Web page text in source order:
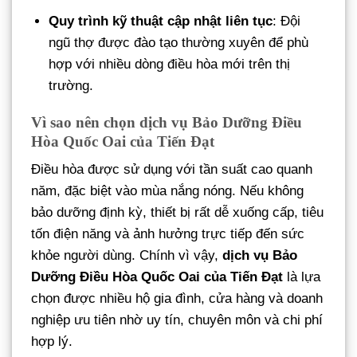
Quy trình kỹ thuật cập nhật liên tục: Đội
ngũ thợ được đào tạo thường xuyên để phù
hợp với nhiều dòng điều hòa mới trên thị
trường.
Vì sao nên chọn dịch vụ Bảo Dưỡng Điều
Hòa Quốc Oai của Tiến Đạt
Điều hòa được sử dụng với tần suất cao quanh
năm, đặc biệt vào mùa nắng nóng. Nếu không
bảo dưỡng định kỳ, thiết bị rất dễ xuống cấp, tiêu
tốn điện năng và ảnh hưởng trực tiếp đến sức
khỏe người dùng. Chính vì vậy, dịch vụ Bảo
Dưỡng Điều Hòa Quốc Oai của Tiến Đạt là lựa
chọn được nhiều hộ gia đình, cửa hàng và doanh
nghiệp ưu tiên nhờ uy tín, chuyên môn và chi phí
hợp lý.